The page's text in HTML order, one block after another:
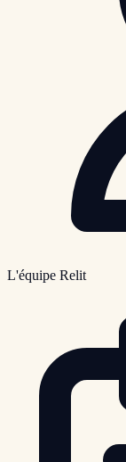
L'équipe Relit